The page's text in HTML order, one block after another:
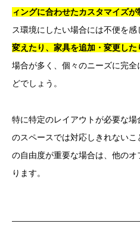
ィングに合わせたカスタマイズが
ス環境にしたい場合には不便を感
変えたり、家具を追加・変更し
場合が多く、個々のニーズに完
どでしょう。
特に特定のレイアウトが必要な
のスペースでは対応しきれない
の自由度が重要な場合は、他の
ります。